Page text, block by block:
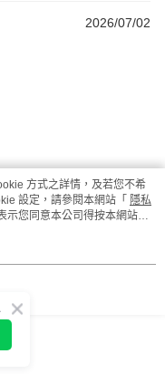
2026/07/02
方式之詳情，及若您不希
設定，請參閱本網站「 隱私
示您同意本公司得按本網站使
號